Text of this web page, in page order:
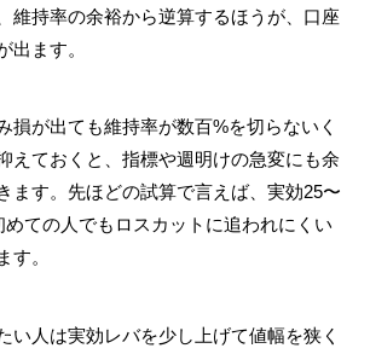
維持率の余裕から逆算するほうが、口座
出ます。
損が出ても維持率が数百%を切らないく
えておくと、指標や週明けの急変にも余
ます。先ほどの試算で言えば、実効25〜
めての人でもロスカットに追われにくい
す。
い人は実効レバを少し上げて値幅を狭く